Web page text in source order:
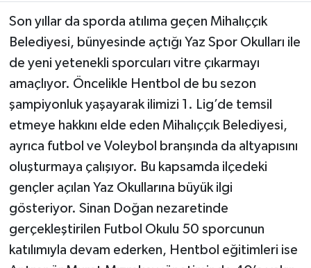
Son yıllar da sporda atılıma geçen Mihalıççık
Belediyesi, bünyesinde açtığı Yaz Spor Okulları ile
de yeni yetenekli sporcuları vitre çıkarmayı
amaçlıyor. Öncelikle Hentbol de bu sezon
şampiyonluk yaşayarak ilimizi 1. Lig’de temsil
etmeye hakkını elde eden Mihalıççık Belediyesi,
ayrıca futbol ve Voleybol branşında da altyapısını
oluşturmaya çalışıyor. Bu kapsamda ilçedeki
gençler açılan Yaz Okullarına büyük ilgi
gösteriyor. Sinan Doğan nezaretinde
gerçekleştirilen Futbol Okulu 50 sporcunun
katılımıyla devam ederken, Hentbol eğitimleri ise